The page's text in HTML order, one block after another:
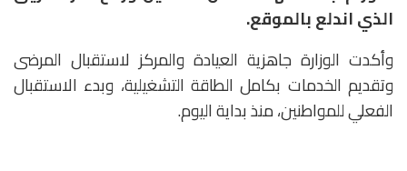
الذي اندلع بالموقع.
وأكدت الوزارة جاهزية العيادة والمركز لاستقبال المرضى
وتقديم الخدمات بكامل الطاقة التشغيلية، وبدء الاستقبال
الفعلي للمواطنين، منذ بداية اليوم.